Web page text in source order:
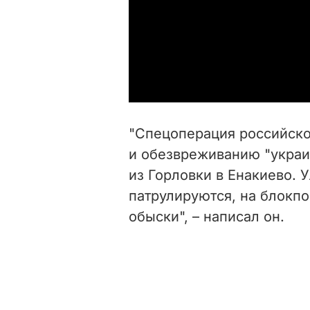
"Спецоперация
и обезвреживанию
из Горловки в Енакиево.
патрулируются, на
обыски", – написал он.